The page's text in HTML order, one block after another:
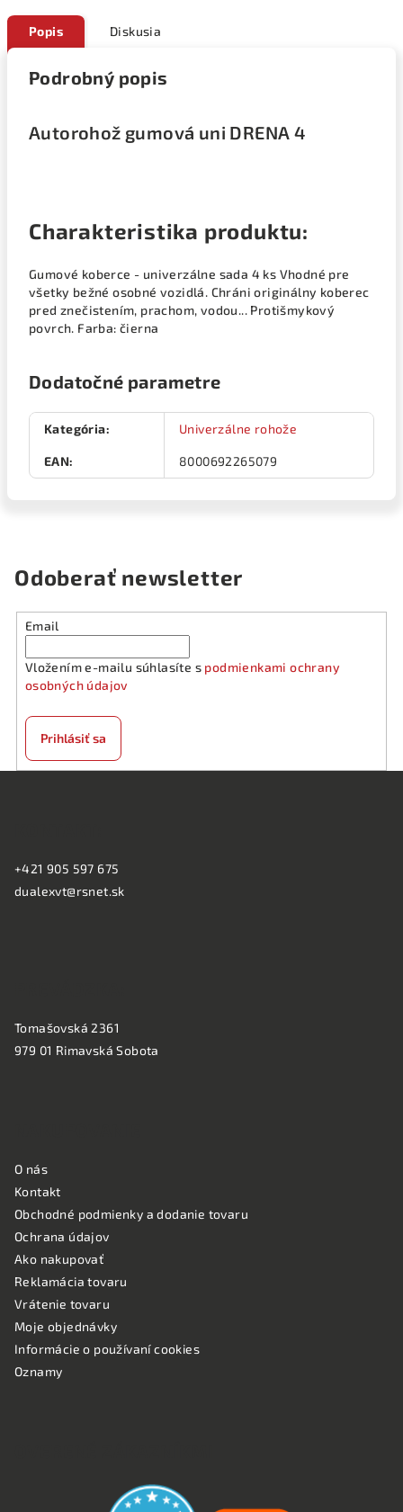
Popis Diskusia
Podrobný popis
Autorohož gumová uni DRENA 4
Charakteristika produktu:
Gumové koberce - univerzálne sada 4 ks Vhodné pre
všetky bežné osobné vozidlá. Chráni originálny koberec
pred znečistením, prachom, vodou... Protišmykový
povrch. Farba: čierna
Dodatočné parametre
Kategória: Univerzálne rohože
EAN: 8000692265079
Odoberať newsletter
Email
Vložením e-mailu súhlasíte s podmienkami ochrany
osobných údajov
Prihlásiť sa
+421 905 597 675
dualexvt@rsnet.sk
Tomašovská 2361
979 01 Rimavská Sobota
O nás
Kontakt
Obchodné podmienky a dodanie tovaru
Ochrana údajov
Ako nakupovať
Reklamácia tovaru
Vrátenie tovaru
Moje objednávky
Informácie o používaní cookies
Oznamy